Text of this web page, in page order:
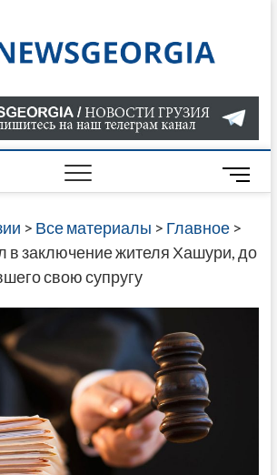
О
В
ГРУЗИИ
САЙТЕ
M
e
n
u
> Все материалы > Главное>
в заключение жителя Хашури, до
свою супругу